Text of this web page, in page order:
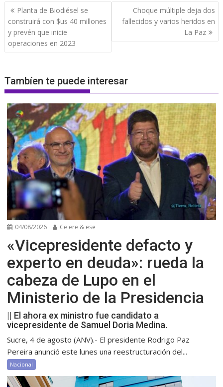
Navegación
de
entradas
Planta de Biodiésel se
construirá con $us 40 millones
y prevén que inicie
operaciones en 2023
Choque múltiple deja dos
fallecidos y varios heridos en
La Paz
Tambíen te puede interesar
04/08/2026 Ce ere & ese
«Vicepresidente defacto y
experto en deuda»: rueda la
cabeza de Lupo en el
Ministerio de la Presidencia
|| El ahora ex ministro fue candidato a
vicepresidente de Samuel Doria Medina.
Sucre, 4 de agosto (ANV).- El presidente Rodrigo Paz
Pereira anunció este lunes una reestructuración del...
Nacional